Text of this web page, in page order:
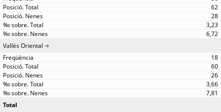
62
28
3,23
6,72
Vallès Oriental
18
60
26
3,66
7,81
Total